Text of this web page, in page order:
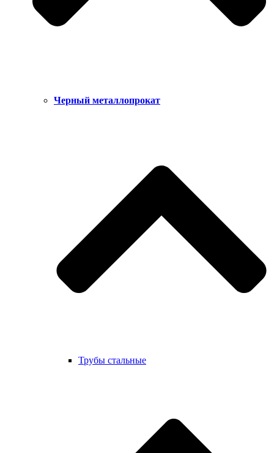
Черный металлопрокат
Трубы стальные